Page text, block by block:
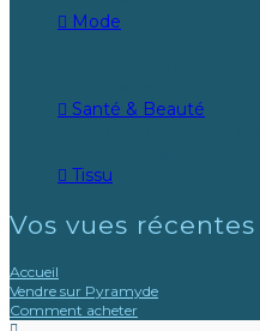
Mode
Santé & Beauté
Tissu
Vos vues récentes
Accueil
Vendre sur Pyramyde
Comment acheter